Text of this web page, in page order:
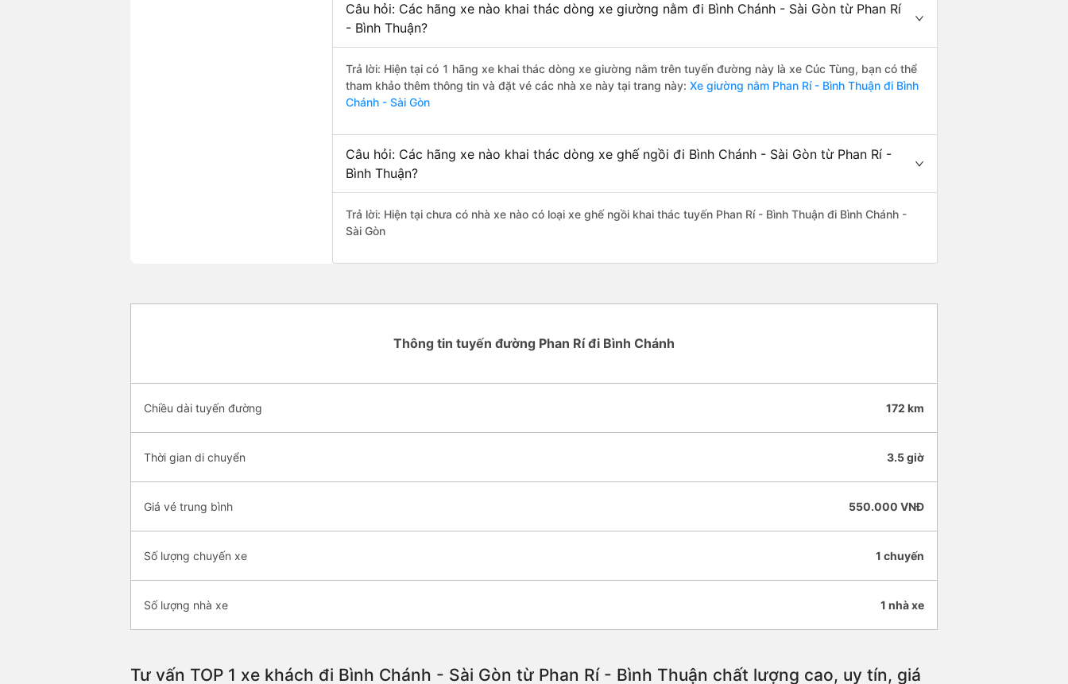
Câu hỏi: Các hãng xe nào khai thác dòng xe giường nằm đi Bình Chánh - Sài Gòn từ Phan Rí
- Bình Thuận?
Trả lời: Hiện tại có 1 hãng xe khai thác dòng xe giường nằm trên tuyến đường này là xe Cúc Tùng, bạn có thể
tham khảo thêm thông tin và đặt vé các nhà xe này tại trang này: Xe giường nằm Phan Rí - Bình Thuận đi Bình
Chánh - Sài Gòn
Câu hỏi: Các hãng xe nào khai thác dòng xe ghế ngồi đi Bình Chánh - Sài Gòn từ Phan Rí -
Bình Thuận?
Trả lời: Hiện tại chưa có nhà xe nào có loại xe ghế ngồi khai thác tuyến Phan Rí - Bình Thuận đi Bình Chánh -
Sài Gòn
Thông tin tuyến đường Phan Rí đi Bình Chánh
Chiều dài tuyến đường 172 km
Thời gian di chuyển 3.5 giờ
Giá vé trung bình 550.000 VNĐ
Số lượng chuyến xe 1 chuyến
Số lượng nhà xe 1 nhà xe
Tư vấn TOP 1 xe khách đi Bình Chánh - Sài Gòn từ Phan Rí - Bình Thuận chất lượng cao, uy tín, giá